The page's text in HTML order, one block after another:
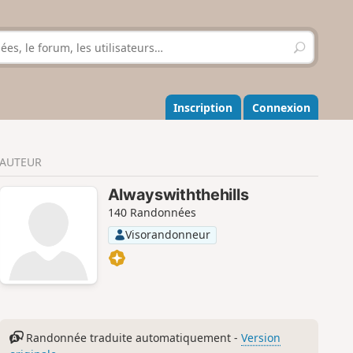
R
e
h
e
r
r
Inscription Connexion
AUTEUR
Alwayswiththehills
140 Randonnées
Visorandonneur
Randonnée traduite automatiquement -Version